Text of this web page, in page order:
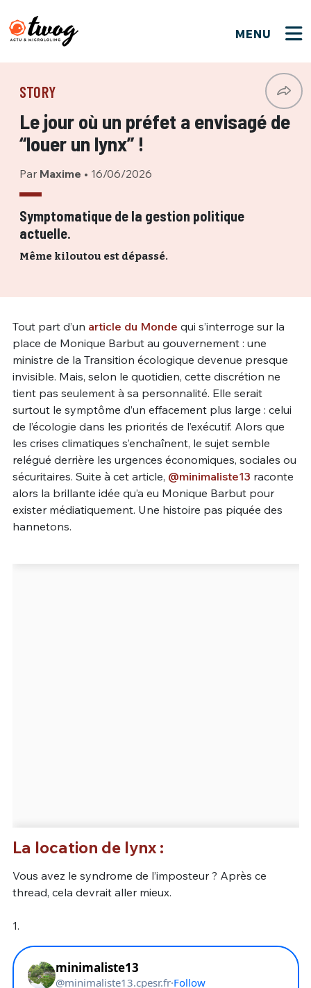
MENU
STORY
Le jour où un préfet a envisagé de
“louer un lynx” !
Par Maxime • 16/06/2026
Symptomatique de la gestion politique
actuelle.
Même kiloutou est dépassé.
Tout part d’un article du Monde qui s’interroge sur la
place de Monique Barbut au gouvernement : une
ministre de la Transition écologique devenue presque
invisible. Mais, selon le quotidien, cette discrétion ne
tient pas seulement à sa personnalité. Elle serait
surtout le symptôme d’un effacement plus large : celui
de l’écologie dans les priorités de l’exécutif. Alors que
les crises climatiques s’enchaînent, le sujet semble
relégué derrière les urgences économiques, sociales ou
sécuritaires. Suite à cet article, @minimaliste13 raconte
alors la brillante idée qu’a eu Monique Barbut pour
exister médiatiquement. Une histoire pas piquée des
hannetons.
La location de lynx :
Vous avez le syndrome de l’imposteur ? Après ce
thread, cela devrait aller mieux.
1.
PSEUDO *
EMAIL*
PASSWORD
JE M'INSCRIS
Connexion
PSEUDO
FERMER
Que souhaitez-vous proposer ?
Quelques tweets
C'EST PARTI
Ma propre sélection
M'INSCRIRE
ME CONNECTER
Un Thread
C'EST PARTI